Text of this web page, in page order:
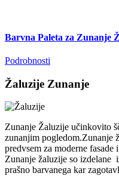
Barvna Paleta za Zunanje
Podrobnosti
Žaluzije Zunanje
Zunanje Žaluzije učinkovito
zunanjim pogledom.Zunanje
predvsem za moderne fasade
Zunanje žaluzije so izdelane
prašno barvanega kar